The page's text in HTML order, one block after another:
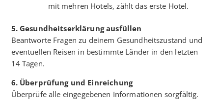
mit mehren Hotels, zählt das erste Hotel.
5. Gesundheitserklärung ausfüllen
Beantworte Fragen zu deinem Gesundheitszustand und
eventuellen Reisen in bestimmte Länder in den letzten
14 Tagen.
6. Überprüfung und Einreichung
Überprüfe alle eingegebenen Informationen sorgfältig.